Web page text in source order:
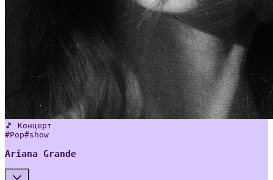
🎵 Концерт
#Pop#show
Ariana Grande